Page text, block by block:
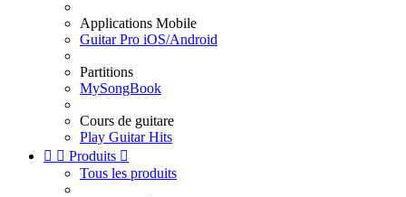
Applications Mobile
Guitar Pro iOS/Android
Partitions
MySongBook
Cours de guitare
Play Guitar Hits
  Produits 
Tous les produits